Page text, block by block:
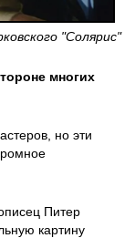
"Солярис"
многих
но эти
Питер
картину